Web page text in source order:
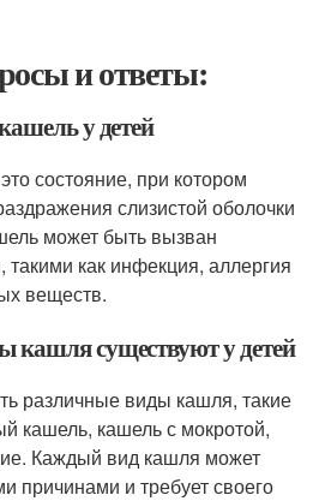
и ответы:
у детей
состояние, при котором
слизистой оболочки
может быть вызван
как инфекция, аллергия
веществ.
кашля существуют у детей
различные виды кашля, такие
кашель, кашель с мокротой,
Каждый вид кашля может
причинами и требует своего